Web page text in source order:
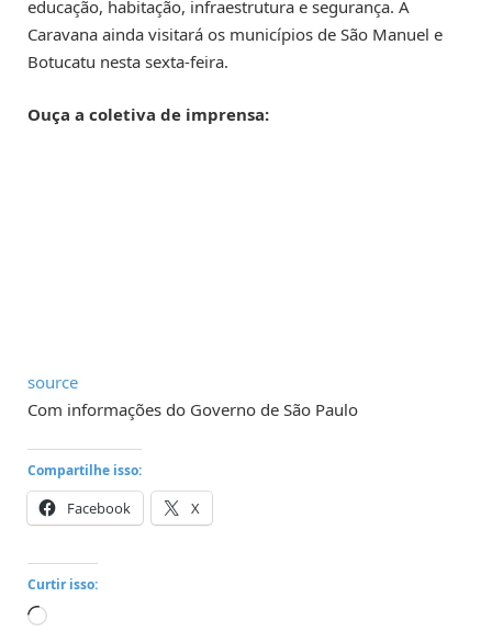
educação, habitação, infraestrutura e segurança. A
Caravana ainda visitará os municípios de São Manuel e
Botucatu nesta sexta-feira.
Ouça a coletiva de imprensa:
source
Com informações do Governo de São Paulo
Compartilhe isso:
Facebook X
Curtir isso:
Carregando...